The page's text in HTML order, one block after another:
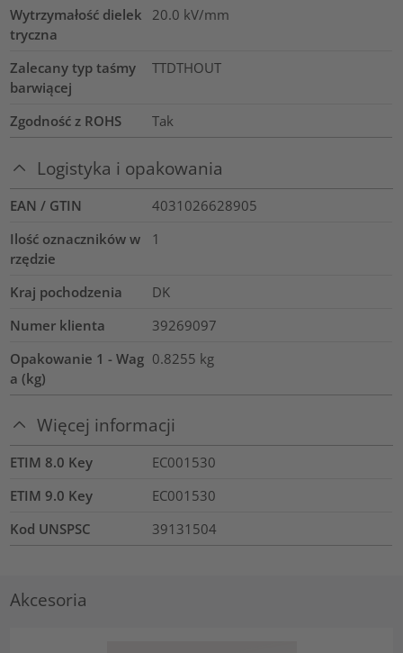
Wytrzymałość dielek
tryczna
20.0 kV/mm
Zalecany typ taśmy
barwiącej
TTDTHOUT
Zgodność z ROHS Tak
Logistyka i opakowania
EAN / GTIN
4031026628905
Ilość oznaczników w
rzędzie
1
Kraj pochodzenia
DK
Numer klienta
39269097
Opakowanie 1 - Wag
a (kg)
0.8255 kg
Więcej informacji
ETIM 8.0 Key
EC001530
ETIM 9.0 Key
EC001530
Kod UNSPSC
39131504
Akcesoria